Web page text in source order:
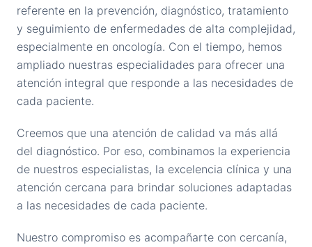
referente en la prevención, diagnóstico, tratamiento
y seguimiento de enfermedades de alta complejidad,
especialmente en oncología. Con el tiempo, hemos
ampliado nuestras especialidades para ofrecer una
atención integral que responde a las necesidades de
cada paciente.
Creemos que una atención de calidad va más allá
del diagnóstico. Por eso, combinamos la experiencia
de nuestros especialistas, la excelencia clínica y una
atención cercana para brindar soluciones adaptadas
a las necesidades de cada paciente.
Nuestro compromiso es acompañarte con cercanía,